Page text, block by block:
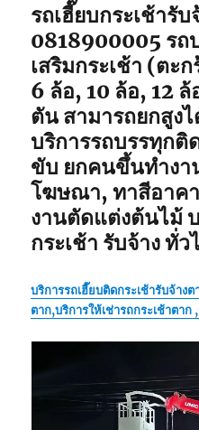
รถเฮี๊ยบกระเช้ารั
0818900005 รถ
เสริมกระเช้า (ตะ
6 ล้อ, 10 ล้อ, 12
ตัน สามารถยกสูง
บริการรถบรรทุกติ
ขับ ยกคนขึ้นทำงา
โฆษณา, ทาสีอาค
งานตัดแต่งต้นไม้
กระเช้า รับจ้าง ทั่ว
บริการรถเฮี๊ยบติดกระเช้ารับจ้าง
ตาก,บริการให้เช่ารถกระเช้าตา